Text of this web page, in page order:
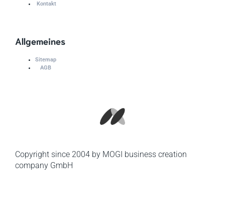
Kontakt
Allgemeines
Sitemap
AGB
Copyright since 2004 by MOGI business creation
company GmbH